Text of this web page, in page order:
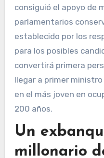
consiguió el apoyo de
parlamentarios
establecido por los
para los posibles
convertirá primera
llegar a primer
en el más joven en
200 años.
Un
millonario